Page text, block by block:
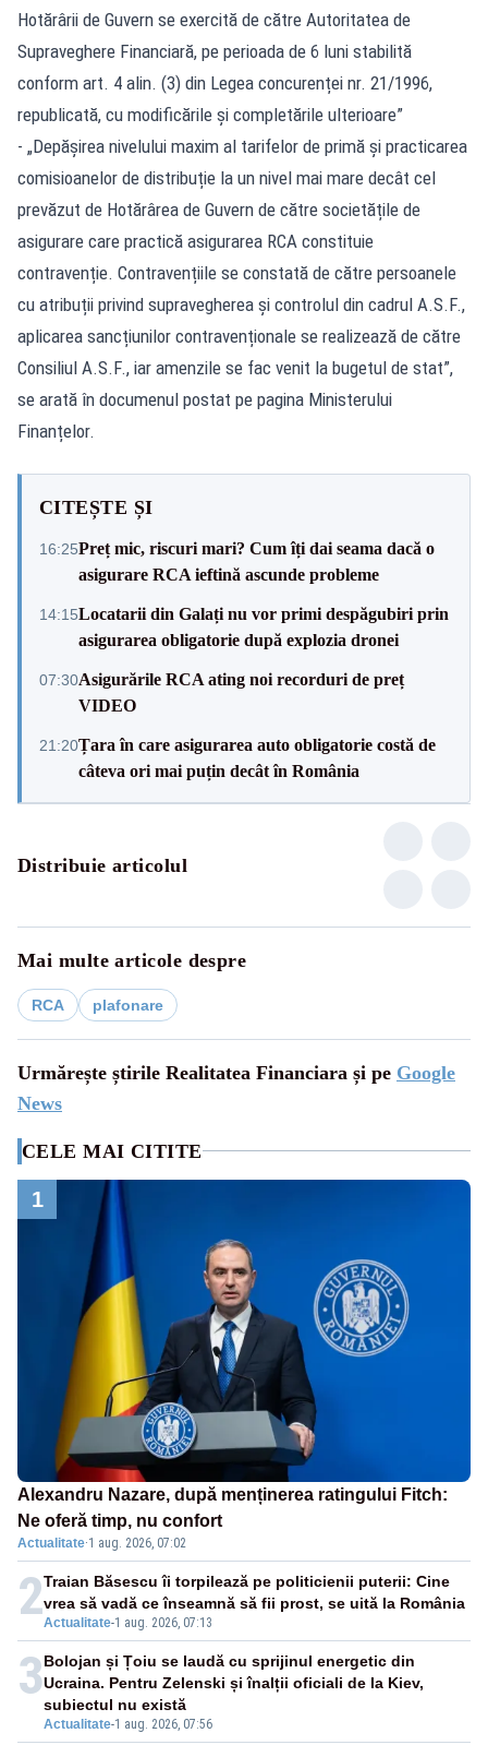
Hotărârii de Guvern se exercită de către Autoritatea de
Supraveghere Financiară, pe perioada de 6 luni stabilită
conform art. 4 alin. (3) din Legea concurenței nr. 21/1996,
republicată, cu modificările și completările ulterioare”
- „Depășirea nivelului maxim al tarifelor de primă și practicarea
comisioanelor de distribuție la un nivel mai mare decât cel
prevăzut de Hotărârea de Guvern de către societățile de
asigurare care practică asigurarea RCA constituie
contravenție. Contravențiile se constată de către persoanele
cu atribuții privind supravegherea și controlul din cadrul A.S.F.,
aplicarea sancțiunilor contravenționale se realizează de către
Consiliul A.S.F., iar amenzile se fac venit la bugetul de stat”,
se arată în documenul postat pe pagina Ministerului
Finanțelor.
CITEȘTE ȘI
16:25Preț mic, riscuri mari? Cum îți dai seama dacă o
asigurare RCA ieftină ascunde probleme
14:15Locatarii din Galați nu vor primi despăgubiri prin
asigurarea obligatorie după explozia dronei
07:30Asigurările RCA ating noi recorduri de preț
VIDEO
21:20Țara în care asigurarea auto obligatorie costă de
câteva ori mai puțin decât în România
Distribuie articolul
Mai multe articole despre
RCA plafonare
Urmărește știrile Realitatea Financiara și pe Google
News
CELE MAI CITITE
1
Alexandru Nazare, după menținerea ratingului Fitch:
Ne oferă timp, nu confort
Actualitate·1 aug. 2026, 07:02
2Actualitate-1 aug. 2026, 07:13
Traian Băsescu îi torpilează pe politicienii puterii: Cine
vrea să vadă ce înseamnă să fii prost, se uită la România
3
Actualitate-1 aug. 2026, 07:56
Bolojan și Țoiu se laudă cu sprijinul energetic din
Ucraina. Pentru Zelenski și înalții oficiali de la Kiev,
subiectul nu există